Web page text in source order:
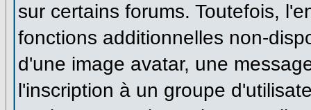
sur certains forums. Toutefois,
fonctions additionnelles non-
d'une image avatar, une
l'inscription à un groupe